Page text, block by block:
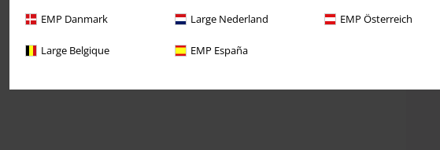
EMP Danmark Large Nederland EMP Österreich
Large Belgique EMP España